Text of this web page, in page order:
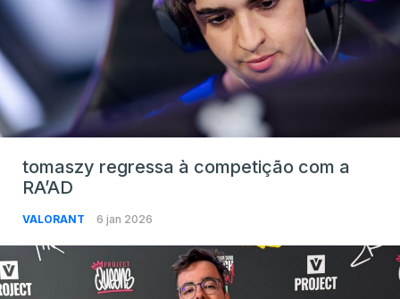
tomaszy regressa à competição com a
RA’AD
VALORANT 6 jan 2026